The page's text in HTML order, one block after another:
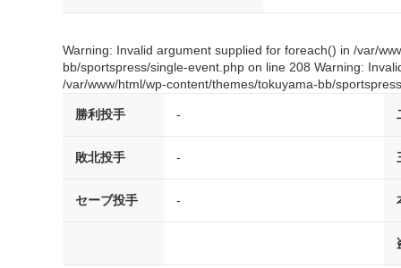
Warning: Invalid argument supplied for foreach() in /var/
bb/sportspress/single-event.php on line 208 Warning:
/var/www/html/wp-content/themes/tokuyama-bb/
勝利投手 -
敗北投手 -
セーブ投手 -